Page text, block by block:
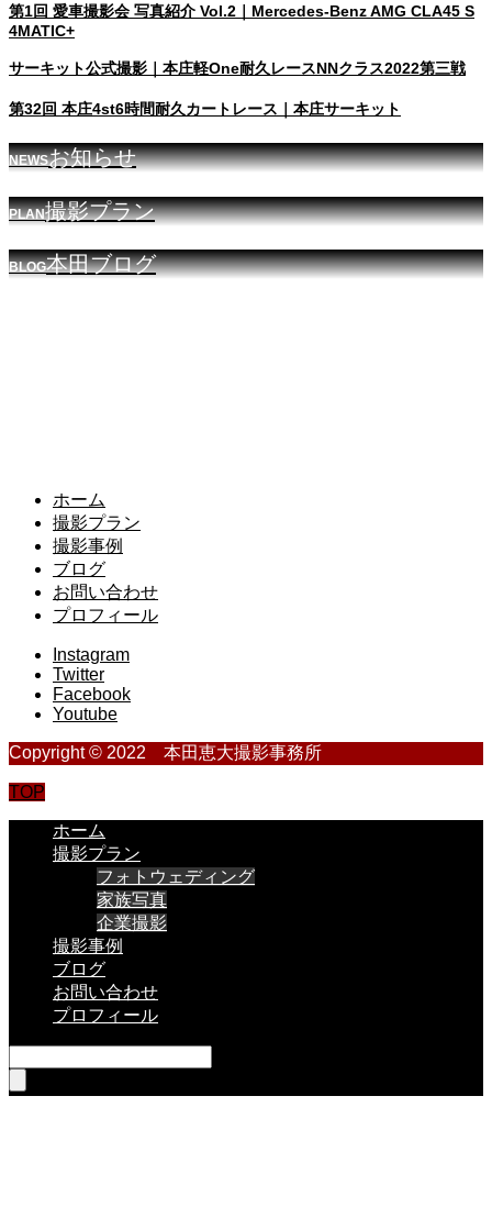
第1回 愛車撮影会 写真紹介 Vol.2｜Mercedes-Benz AMG CLA45 S
4MATIC+
サーキット公式撮影｜本庄軽One耐久レースNNクラス2022第三戦
第32回 本庄4st6時間耐久カートレース｜本庄サーキット
NEWSお知らせ
PLAN撮影プラン
BLOG本田ブログ
ホーム
撮影プラン
撮影事例
ブログ
お問い合わせ
プロフィール
Instagram
Twitter
Facebook
Youtube
Copyright © 2022 本田恵大撮影事務所
TOP
ホーム
撮影プラン
フォトウェディング
家族写真
企業撮影
撮影事例
ブログ
お問い合わせ
プロフィール